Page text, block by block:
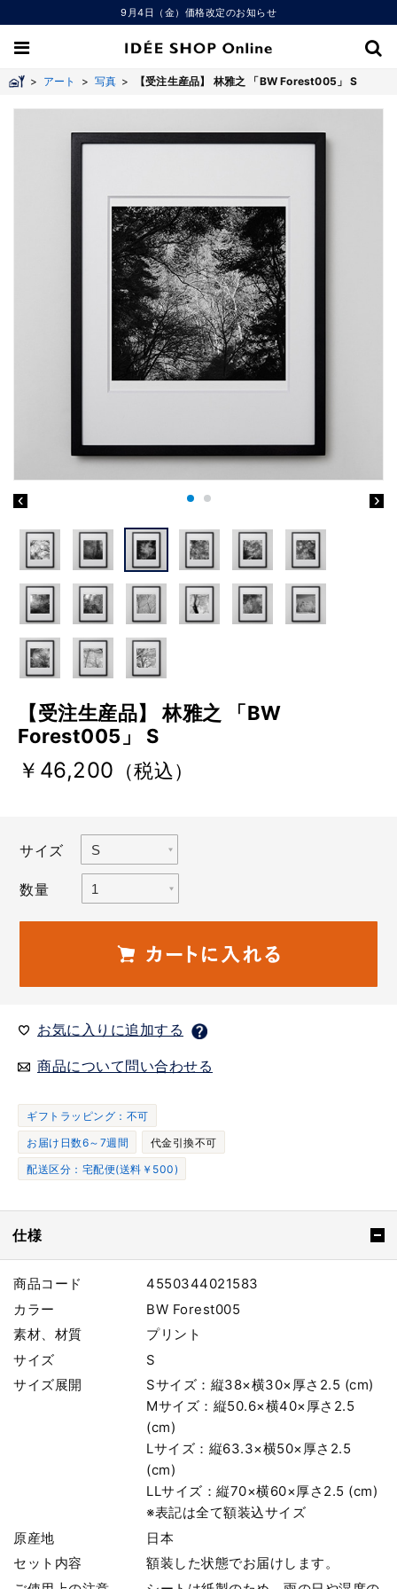
9月4日（金）価格改定のお知らせ
> アート > 写真 > 【受注生産品】 林雅之 「BW Forest005」 S
【受注生産品】 林雅之 「BW
Forest005」 S
￥46,200 （税込）
サイズ
数量
お気に入りに追加する
商品について問い合わせる
ギフトラッピング：不可
お届け日数6～7週間
代金引換不可
配送区分：宅配便(送料￥500)
仕様
商品コード
4550344021583
カラー
BW Forest005
素材、材質
プリント
サイズ
S
サイズ展開
Sサイズ：縦38×横30×厚さ2.5 (cm)
Mサイズ：縦50.6×横40×厚さ2.5
(cm)
Lサイズ：縦63.3×横50×厚さ2.5
(cm)
LLサイズ：縦70×横60×厚さ2.5 (cm)
※表記は全て額装込サイズ
原産地
日本
セット内容
額装した状態でお届けします。